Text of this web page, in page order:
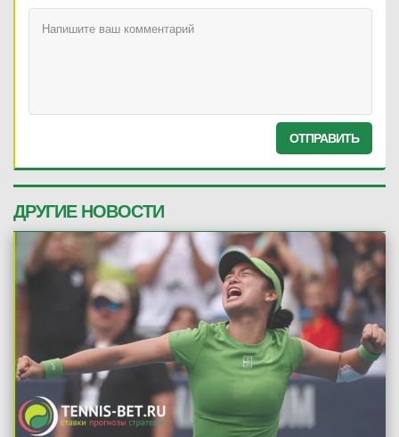
ОТПРАВИТЬ
ДРУГИЕ НОВОСТИ